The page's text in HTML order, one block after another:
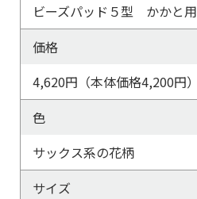
ビーズパッド５型 かかと用
価格
4,620円（本体価格4,200円）
色
サックス系の花柄
サイズ